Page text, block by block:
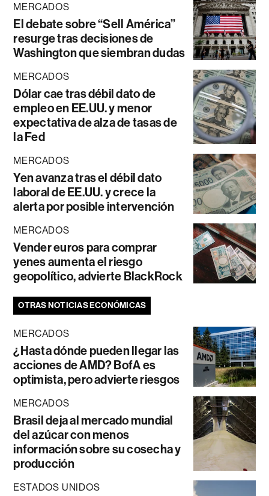
MERCADOS
El debate sobre “Sell América”
resurge tras decisiones de
Washington que siembran dudas
MERCADOS
Dólar cae tras débil dato de
empleo en EE.UU. y menor
expectativa de alza de tasas de
la Fed
MERCADOS
Yen avanza tras el débil dato
laboral de EE.UU. y crece la
alerta por posible intervención
MERCADOS
Vender euros para comprar
yenes aumenta el riesgo
geopolítico, advierte BlackRock
OTRAS NOTICIAS ECONÓMICAS
MERCADOS
¿Hasta dónde pueden llegar las
acciones de AMD? BofA es
optimista, pero advierte riesgos
MERCADOS
Brasil deja al mercado mundial
del azúcar con menos
información sobre su cosecha y
producción
ESTADOS UNIDOS